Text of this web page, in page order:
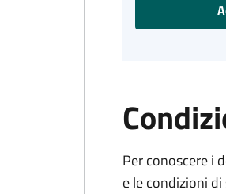
Per conoscere i
e le condizioni di